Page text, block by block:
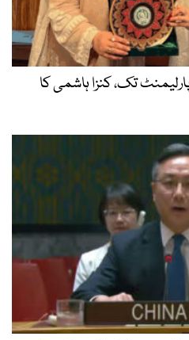
تک، کنزا ہاشمی کا